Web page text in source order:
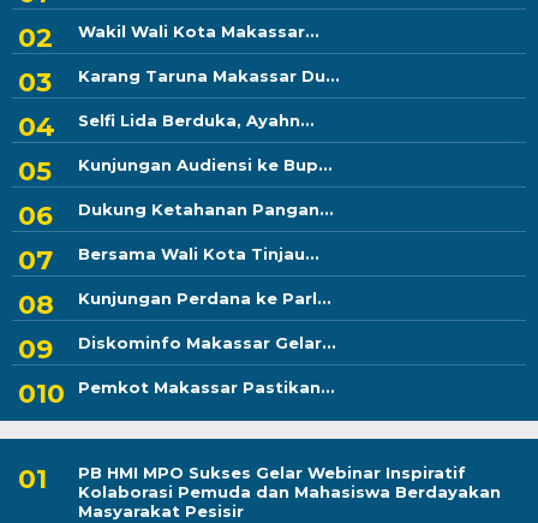
Wakil Wali Kota Makassar...
Karang Taruna Makassar Du...
Selfi Lida Berduka, Ayahn...
Kunjungan Audiensi ke Bup...
Dukung Ketahanan Pangan...
Bersama Wali Kota Tinjau...
Kunjungan Perdana ke Parl...
Diskominfo Makassar Gelar...
Pemkot Makassar Pastikan...
PB HMI MPO Sukses Gelar Webinar Inspiratif
Kolaborasi Pemuda dan Mahasiswa Berdayakan
Masyarakat Pesisir